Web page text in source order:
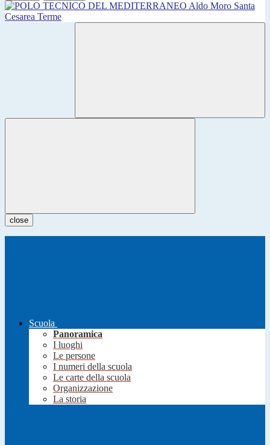
close
Scuola
Panoramica
I luoghi
Le persone
I numeri della scuola
Le carte della scuola
Organizzazione
La storia